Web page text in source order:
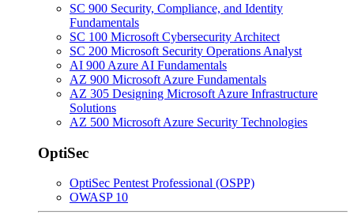
SC 900 Security, Compliance, and Identity
Fundamentals
SC 100 Microsoft Cybersecurity Architect
SC 200 Microsoft Security Operations Analyst
AI 900 Azure AI Fundamentals
AZ 900 Microsoft Azure Fundamentals
AZ 305 Designing Microsoft Azure Infrastructure
Solutions
AZ 500 Microsoft Azure Security Technologies
OptiSec
OptiSec Pentest Professional (OSPP)
OWASP 10